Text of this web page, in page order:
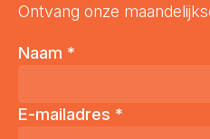
Ontvang onze
Naam *
E-mailadres *